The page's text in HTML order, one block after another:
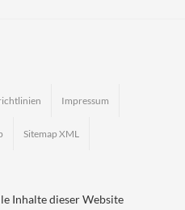
Impressum
Sitemap XML
Inhalte dieser Website